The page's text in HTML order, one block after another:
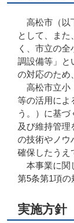
高松市（以
として、ま
く、市立の
調設備等」と
の対応のため
高松市立小
等の活用によ
う。）に基
及び維持管理
の技術やノウ
確保したうえ
本事業に関
第5条第1項の
実施方針